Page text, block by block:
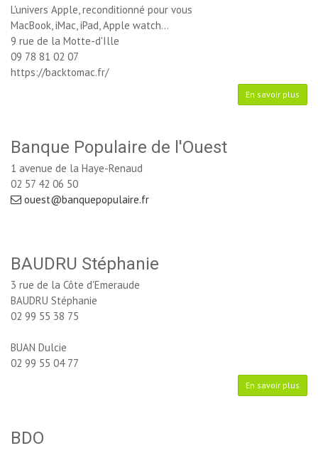
L'univers Apple, reconditionné pour vous
MacBook, iMac, iPad, Apple watch...
9 rue de la Motte-d'Ille
09 78 81 02 07
https://backtomac.fr/
En savoir plus
Banque Populaire de l'Ouest
1 avenue de la Haye-Renaud
02 57 42 06 50
ouest@banquepopulaire.fr
BAUDRU Stéphanie
3 rue de la Côte d'Emeraude
BAUDRU Stéphanie
02 99 55 38 75
BUAN Dulcie
02 99 55 04 77
En savoir plus
BDO